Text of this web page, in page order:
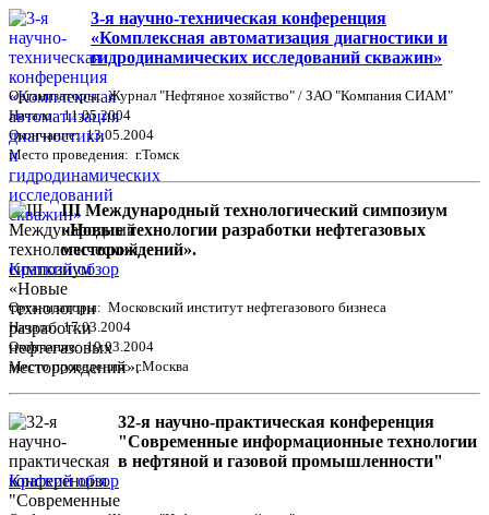
3-я научно-техническая конференция
«Комплексная автоматизация диагностики и
гидродинамических исследований скважин»
Организаторы: Журнал "Нефтяное хозяйство" / ЗАО "Компания СИАМ"
Начало: 11.05.2004
Окончание: 13.05.2004
Место проведения: г.Томск
III Международный технологический симпозиум
«Новые технологии разработки нефтегазовых
месторождений».
Краткий обзор
Организаторы: Московский институт нефтегазового бизнеса
Начало: 17.03.2004
Окончание: 19.03.2004
Место проведения: г.Москва
32-я научно-практическая конференция
"Современные информационные технологии
в нефтяной и газовой промышленности"
Краткий обзор